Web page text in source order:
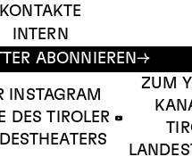
KONTAKTE
INTERN
ABONNIEREN
INSTAGRAM
DES TIROLER
ZUM